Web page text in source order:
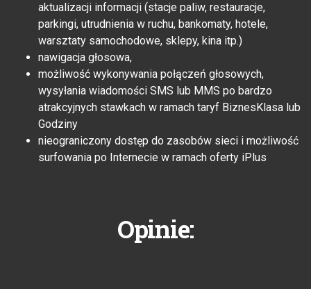
aktualizacji informacji (stacje paliw, restauracje,
parkingi, utrudnienia w ruchu, bankomaty, hotele,
warsztaty samochodowe, sklepy, kina itp.)
nawigacja głosowa,
możliwość wykonywania połączeń głosowych,
wysyłania wiadomości SMS lub MMS po bardzo
atrakcyjnych stawkach w ramach taryf BiznesKlasa lub
Godziny
nieograniczony dostęp do zasobów sieci i możliwość
surfowania po Internecie w ramach oferty iPlus
Opinie: